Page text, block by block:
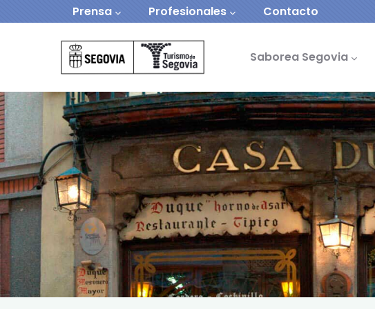
Pasar al contenido principal
Navegación secundaria
Prensa Profesionales Contacto
Saborea Segovia